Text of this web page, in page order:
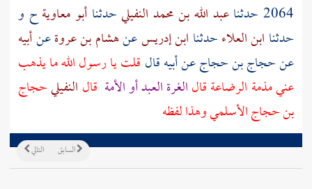
2064 حدثنا
عبد الله بن محمد النفيليحدثنا أبو معاوية ح و
حدثنا ابن العلاءحدثنا ابن إدريسعنهشام بن عروةعنأبيه
عنحجاج بن حجاجعنأبيهقال قلت يا رسول الله ما يذهب
عني مذمة الرضاعة قالالغرة العبد أو الأمة قال النفيليحجاج
بن حجاج الأسلميوهذا لفظه
التالي السابق